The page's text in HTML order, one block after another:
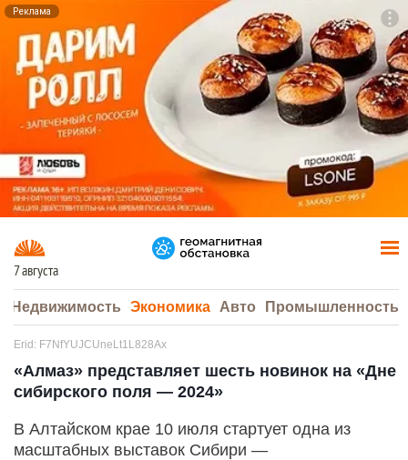
Реклама
7 августа
Недвижимость Экономика Авто Промышленность
Erid: F7NfYUJCUneLt1L828Ax
«Алмаз» представляет шесть новинок на «Дне
сибирского поля — 2024»
В Алтайском крае 10 июля стартует одна из
масштабных выставок Сибири —